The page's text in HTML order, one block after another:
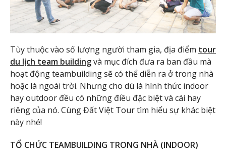
Tùy thuộc vào số lượng người tham gia, địa điểm tour
du lịch team buildingvà mục đích đưa ra ban đầu mà
hoạt động teambuilding sẽ có thể diễn ra ở trong nhà
hoặc là ngoài trời. Nhưng cho dù là hình thức indoor
hay outdoor đều có những điều đặc biệt và cái hay
riêng của nó. Cùng Đất Việt Tour tìm hiểu sự khác biệt
này nhé!
TỔ CHỨC TEAMBUILDING TRONG NHÀ (INDOOR)